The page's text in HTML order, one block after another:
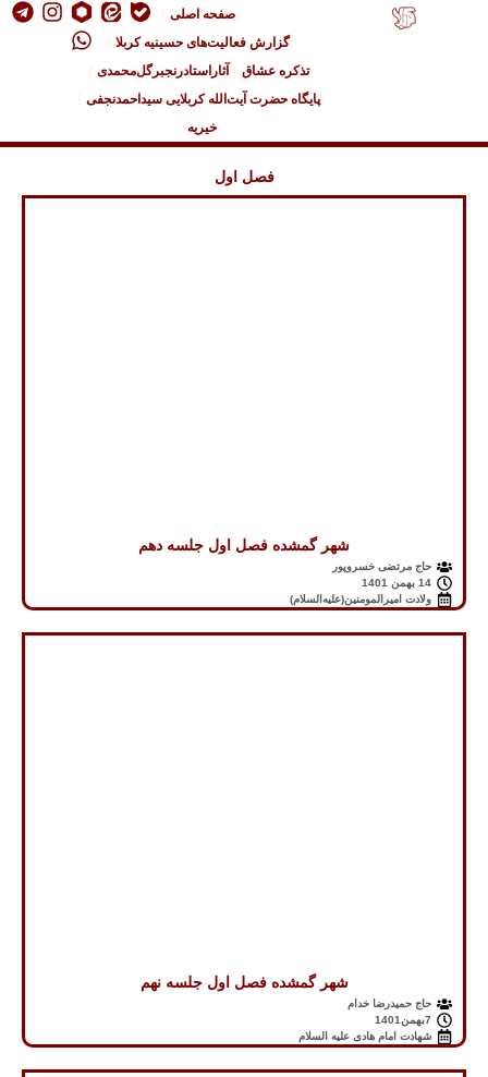
صفحه اصلی
گزارش فعالیت‌های حسینیه کربلا
تذکره عشاق
آثاراستادرنجبرگل‌محمدی
پایگاه حضرت آیت‌الله کربلایی سیداحمدنجفی
خیریه
فصل اول
شهر گمشده فصل اول جلسه دهم
حاج مرتضی خسروپور
14 بهمن 1401
ولادت امیرالمومنین(علیه‌السلام)
شهر گمشده فصل اول جلسه نهم
حاج حمیدرضا خدام
7بهمن1401
شهادت امام هادی علیه السلام